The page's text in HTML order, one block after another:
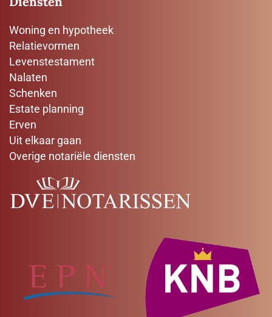
Woning en hypotheek
Relatievormen
Levenstestament
Nalaten
Schenken
Estate planning
Erven
Uit elkaar gaan
Overige notariële diensten